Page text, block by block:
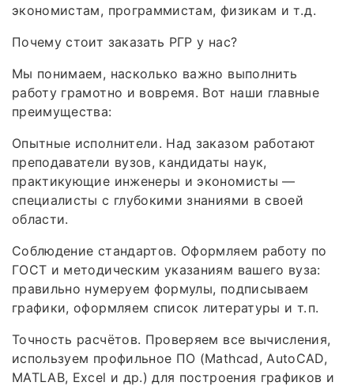
экономистам, программистам, физикам и т. д.
Почему стоит заказать РГР у нас?
Мы понимаем, насколько важно выполнить
работу грамотно и вовремя. Вот наши главные
преимущества:
Опытные исполнители. Над заказом работают
преподаватели вузов, кандидаты наук,
практикующие инженеры и экономисты —
специалисты с глубокими знаниями в своей
области.
Соблюдение стандартов. Оформляем работу по
ГОСТ и методическим указаниям вашего вуза:
правильно нумеруем формулы, подписываем
графики, оформляем список литературы и т. п.
Точность расчётов. Проверяем все вычисления,
используем профильное ПО (Mathcad, AutoCAD,
MATLAB, Excel и др.) для построения графиков и